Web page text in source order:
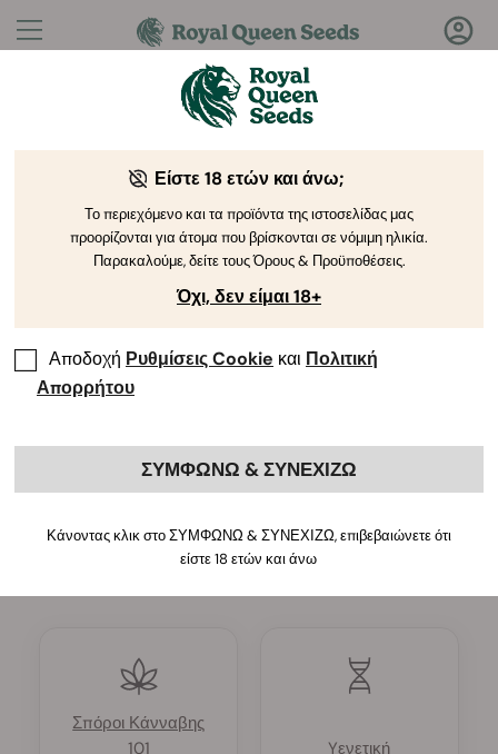
Ερωτήσεις;Απαντήσεις!
Καλώς ήρθατε στο Royal Queen Seeds Help Center
Help Center > προϊοντα και
καλλιεργεια
Μάθετε περισσότερες λεπτομέρειες για τα προϊόντα
κάνναβης και πώς λειτουργούν
Σπόροι Κάνναβης
101
Yενετική
Είστε 18 ετών και άνω;
Το περιεχόμενο και τα προϊόντα της ιστοσελίδας μας
προορίζονται για άτομα που βρίσκονται σε νόμιμη ηλικία.
Παρακαλούμε, δείτε τους Όρους & Προϋποθέσεις.
Όχι, δεν είμαι 18+
Αποδοχή Ρυθμίσεις Cookie και Πολιτική
Απορρήτου
ΣΥΜΦΩΝΩ & ΣΥΝΕΧΙΖΩ
Κάνοντας κλικ στο ΣΥΜΦΩΝΩ & ΣΥΝΕΧΙΖΩ, επιβεβαιώνετε ότι
είστε 18 ετών και άνω